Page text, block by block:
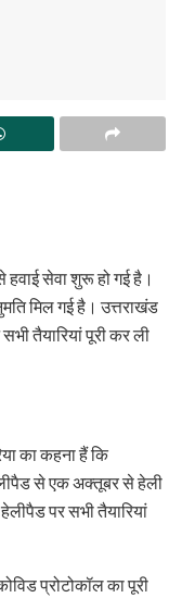
सेवा शुरू हो गई है।
मिल गई है। उत्तराखंड
तैयारियां पूरी कर ली
का कहना हैं कि
से एक अक्तूबर से हेली
पर सभी तैयारियां
प्रोटोकॉल का पूरी